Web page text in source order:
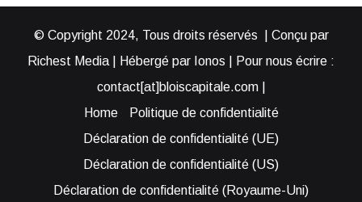
© Copyright 2024, Tous droits réservés | Conçu par
Richest Media | Hébergé par Ionos | Pour nous écrire :
contact[at]bloiscapitale.com |
Home
Politique de confidentialité
Déclaration de confidentialité (UE)
Déclaration de confidentialité (US)
Déclaration de confidentialité (Royaume-Uni)